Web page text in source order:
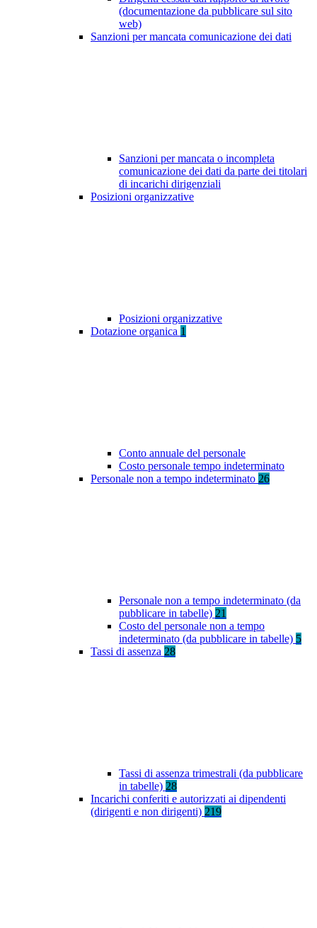
(documentazione da pubblicare sul sito
web)
Sanzioni per mancata comunicazione dei dati
Sanzioni per mancata o incompleta
comunicazione dei dati da parte dei titolari
di incarichi dirigenziali
Posizioni organizzative
Posizioni organizzative
Dotazione organica 1
Conto annuale del personale
Costo personale tempo indeterminato
Personale non a tempo indeterminato 26
Personale non a tempo indeterminato (da
pubblicare in tabelle) 21
Costo del personale non a tempo
indeterminato (da pubblicare in tabelle) 5
Tassi di assenza 28
Tassi di assenza trimestrali (da pubblicare
in tabelle) 28
Incarichi conferiti e autorizzati ai dipendenti
(dirigenti e non dirigenti) 219